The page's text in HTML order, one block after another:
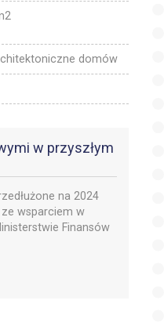
domów
w przyszłym
na 2024
wsparciem w
Finansów